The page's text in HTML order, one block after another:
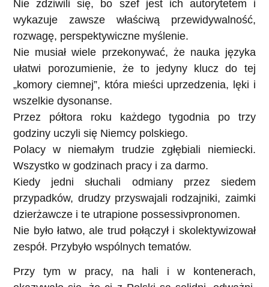
Nie zdziwili się, bo szef jest ich autorytetem i
wykazuje zawsze właściwą przewidywalność,
rozwagę, perspektywiczne myślenie.
Nie musiał wiele przekonywać, że nauka języka
ułatwi porozumienie, że to jedyny klucz do tej
„komory ciemnej”, która mieści uprzedzenia, lęki i
wszelkie dysonanse.
Przez półtora roku każdego tygodnia po trzy
godziny uczyli się Niemcy polskiego.
Polacy w niemałym trudzie zgłębiali niemiecki.
Wszystko w godzinach pracy i za darmo.
Kiedy jedni słuchali odmiany przez siedem
przypadków, drudzy przyswajali rodzajniki, zaimki
dzierżawcze i te utrapione possessivpronomen.
Nie było łatwo, ale trud połączył i skolektywizował
zespół. Przybyło wspólnych tematów.
Przy tym w pracy, na hali i w kontenerach,